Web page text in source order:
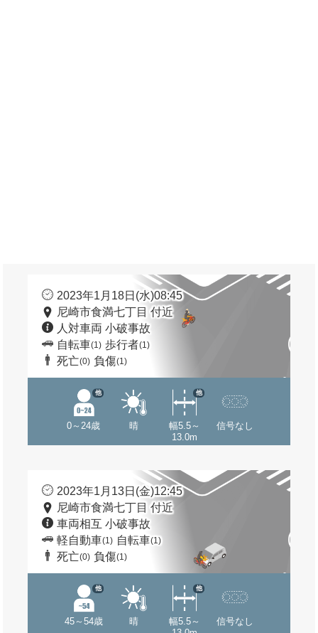
2023年1月18日(水)08:45
尼崎市食満七丁目 付近
人対車両 小破事故
自転車(1) 歩行者(1)
死亡(0) 負傷(1)
0～24歳
他
晴
幅5.5～
13.0m
他
信号なし
2023年1月13日(金)12:45
尼崎市食満七丁目 付近
車両相互 小破事故
軽自動車(1) 自転車(1)
死亡(0) 負傷(1)
45～54歳
他
晴
幅5.5～
他
信号なし